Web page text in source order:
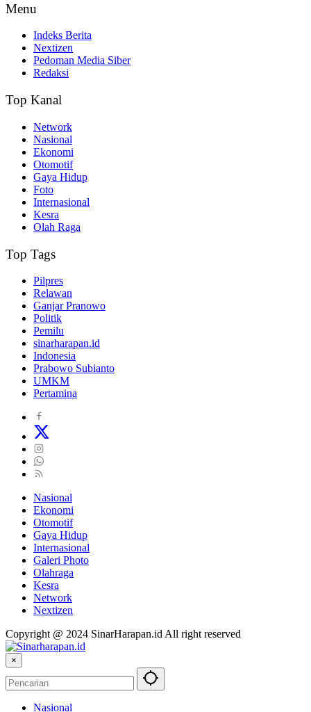
Menu
Indeks Berita
Nextizen
Pedoman Media Siber
Redaksi
Top Kanal
Network
Nasional
Ekonomi
Otomotif
Gaya Hidup
Foto
Internasional
Kesra
Olah Raga
Top Tags
Pilpres
Relawan
Ganjar Pranowo
Politik
Pemilu
sinarharapan.id
Indonesia
Prabowo Subianto
UMKM
Pertamina
Nasional
Ekonomi
Otomotif
Gaya Hidup
Internasional
Galeri Photo
Olahraga
Kesra
Network
Nextizen
Copyright @ 2024 SinarHarapan.id All right reserved
×
Nasional